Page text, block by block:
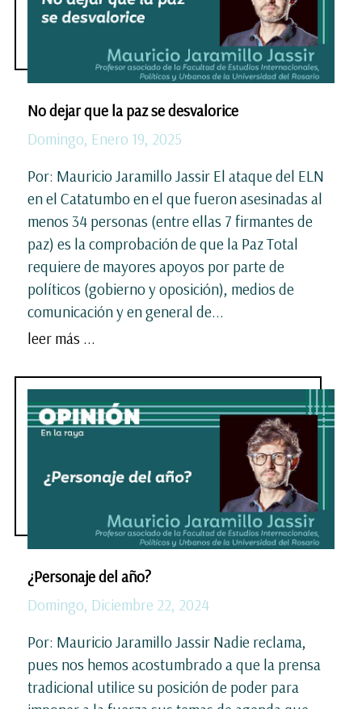
No dejar que la paz se desvalorice
Domingo, Enero 19, 2025
Por: Mauricio Jaramillo Jassir El ataque del ELN
en el Catatumbo en el que fueron asesinadas al
menos 34 personas (entre ellas 7 firmantes de
paz) es la comprobación de que la Paz Total
requiere de mayores apoyos por parte de
políticos (gobierno y oposición), medios de
comunicación y en general de...
leer más ...
¿Personaje del año?
Domingo, Diciembre 22, 2024
Por: Mauricio Jaramillo Jassir Nadie reclama,
pues nos hemos acostumbrado a que la prensa
tradicional utilice su posición de poder para